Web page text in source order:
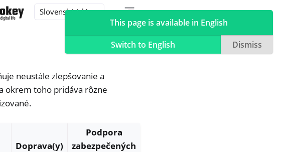
neustále zlepšovanie a
okrem toho pridáva rôzne
Doprava(y)
Podpora
zabezpečených
This page is available in English
Switch to English
Dismiss